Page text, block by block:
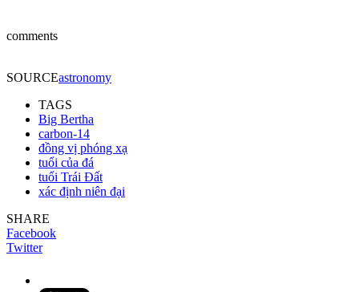
comments
SOURCEastronomy
TAGS
Big Bertha
carbon-14
đồng vị phóng xạ
tuổi của đá
tuổi Trái Đất
xác định niên đại
SHARE
Facebook
Twitter